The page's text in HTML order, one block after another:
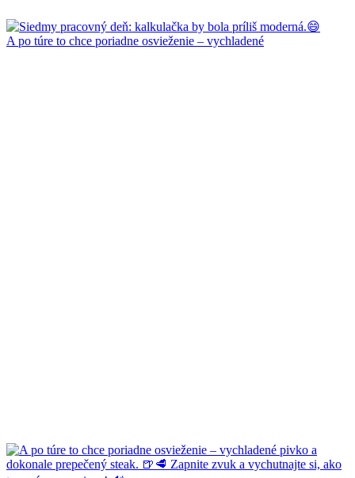
A po túre to chce poriadne osvieženie – vychladené